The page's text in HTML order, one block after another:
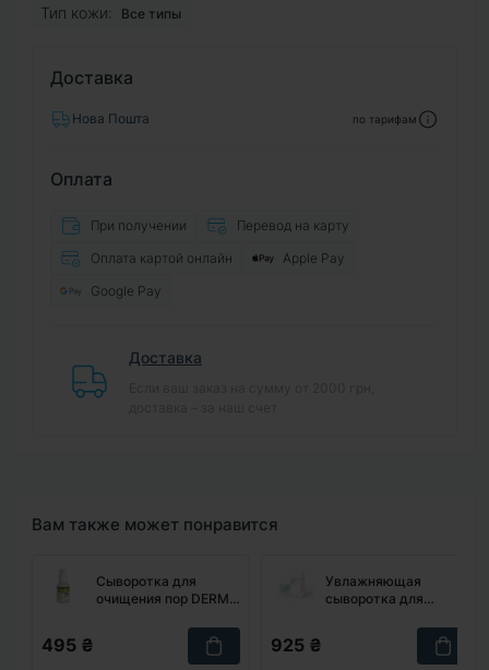
Тип кожи: Все типы
Доставка
Нова Пошта по тарифам
Оплата
При получении
Перевод на карту
Оплата картой онлайн
Apple Pay
Google Pay
Доставка
Вам также может понравится
Сыворотка для
очищения пор DERMA
Pore Serum, 30 мл
495 ₴
Увлажняющая
сыворотка для
Relief Water Glow
925 ₴